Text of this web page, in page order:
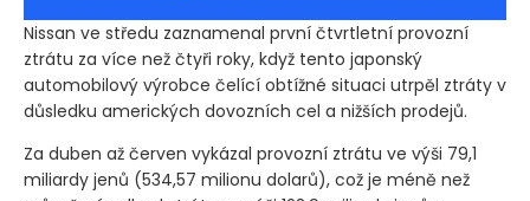
Nissan ve středu zaznamenal první čtvrtletní provozní
ztrátu za více než čtyři roky, když tento japonský
automobilový výrobce čelící obtížné situaci utrpěl ztráty v
důsledku amerických dovozních cel a nižších prodejů.
Za duben až červen vykázal provozní ztrátu ve výši 79,1
miliardy jenů (534,57 milionu dolarů), což je méně než